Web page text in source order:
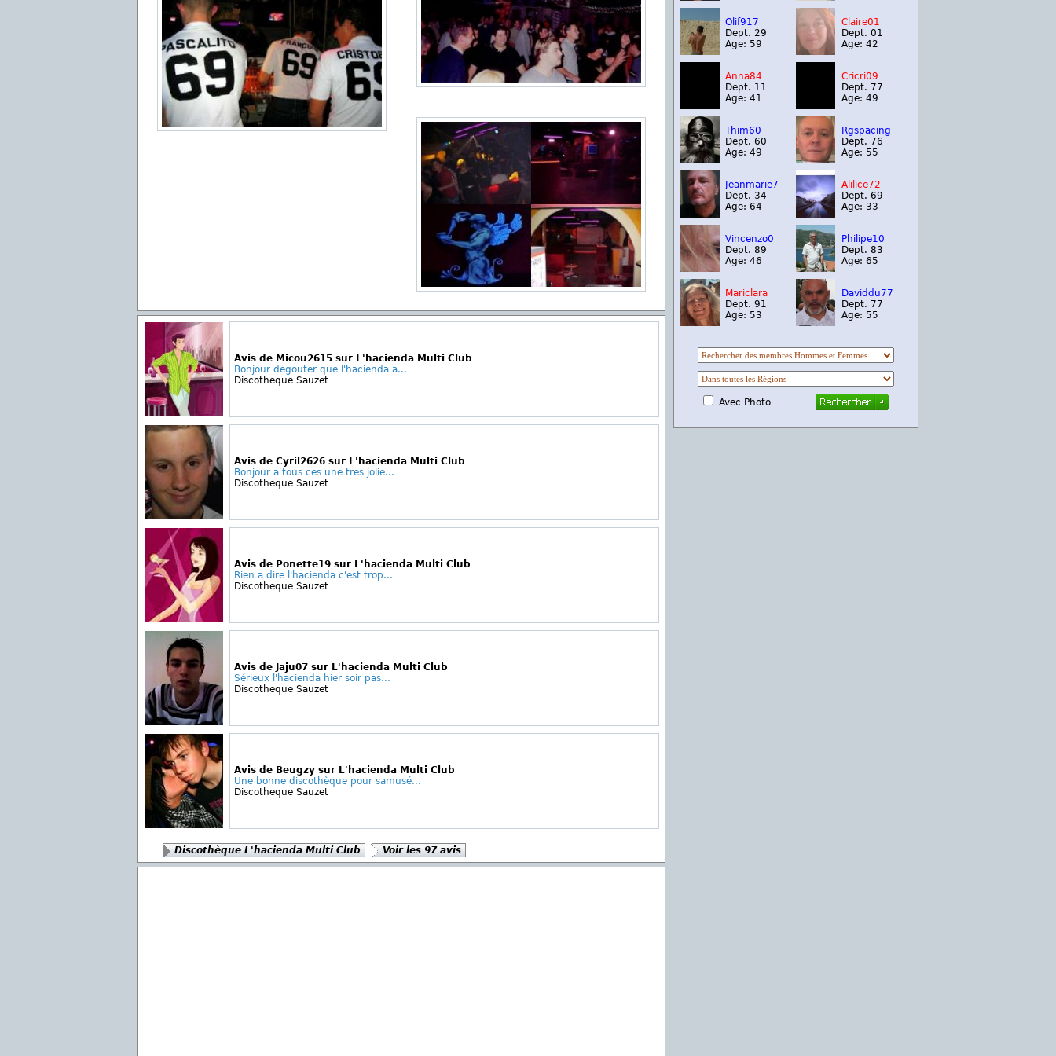
Avis de Micou2615 sur L'hacienda Multi Club
Bonjour degouter que l'hacienda a...
Discotheque Sauzet
Avis de Cyril2626 sur L'hacienda Multi Club
Bonjour a tous ces une tres jolie...
Discotheque Sauzet
Avis de Ponette19 sur L'hacienda Multi Club
Rien a dire l'hacienda c'est trop...
Discotheque Sauzet
Avis de Jaju07 sur L'hacienda Multi Club
Sérieux l'hacienda hier soir pas...
Discotheque Sauzet
Avis de Beugzy sur L'hacienda Multi Club
Une bonne discothèque pour samusé...
Discotheque Sauzet
Discothèque L'hacienda Multi Club Voir les 97 avis
Olif917
Dept. 29
Age: 59
Claire01
Dept. 01
Age: 42
Anna84
Dept. 11
Age: 41
Cricri09
Dept. 77
Age: 49
Thim60
Dept. 60
Age: 49
Rgspacing
Dept. 76
Age: 55
Jeanmarie7
Dept. 34
Age: 64
Alilice72
Dept. 69
Age: 33
Vincenzo0
Dept. 89
Age: 46
Philipe10
Dept. 83
Age: 65
Mariclara
Dept. 91
Age: 53
Daviddu77
Dept. 77
Age: 55
Avec Photo